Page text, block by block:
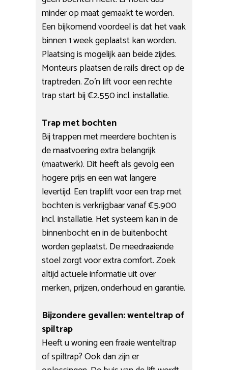
minder op maat gemaakt te worden.
Een bijkomend voordeel is dat het vaak
binnen 1 week geplaatst kan worden.
Plaatsing is mogelijk aan beide zijdes.
Monteurs plaatsen de rails direct op de
traptreden. Zo’n lift voor een rechte
trap start bij €2.550 incl. installatie.
Trap met bochten
Bij trappen met meerdere bochten is
de maatvoering extra belangrijk
(maatwerk). Dit heeft als gevolg een
hogere prijs en een wat langere
levertijd. Een traplift voor een trap met
bochten is verkrijgbaar vanaf €5.900
incl. installatie. Het systeem kan in de
binnenbocht en in de buitenbocht
worden geplaatst. De meedraaiende
stoel zorgt voor extra comfort. Zoek
altijd actuele informatie uit over
merken, prijzen, onderhoud en garantie.
Bijzondere gevallen: wenteltrap of
spiltrap
Heeft u woning een fraaie wenteltrap
of spiltrap? Ook dan zijn er